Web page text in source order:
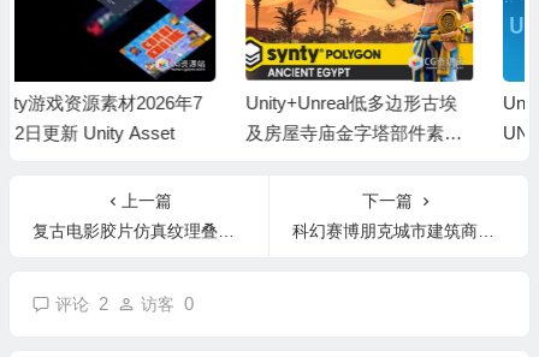
Unity+Unreal低多边形古埃
及房屋寺庙金字塔部件素材
Unity多人联网插件 Photon P
UN 2 v2.54
上一篇
复古电影胶片仿真纹理叠加调色节点LUTs调色预设 FilmForever™
下一篇
科幻赛博朋克城市建筑商店楼房小巷住宅3D模型C4D/FBX/OBJ/MAX/Maya/Blender/Houdini/Unity/Unreal格式
评论 2 访客 0